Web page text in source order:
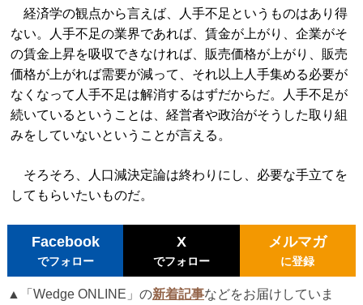
経済学の観点から言えば、人手不足というものはあり得
ない。人手不足の業界であれば、賃金が上がり、企業がそ
の賃金上昇を吸収できなければ、販売価格が上がり、販売
価格が上がれば需要が減って、それ以上人手集める必要が
なくなって人手不足は解消するはずだからだ。人手不足が
続いているということは、経営者や政治がそうした取り組
みをしていないということが言える。
そろそろ、人口減決定論は終わりにし、必要な手立てを
してもらいたいものだ。
Facebook
でフォロー
X
でフォロー
メルマガ
に登録
▲「Wedge ONLINE」の新着記事などをお届けしていま